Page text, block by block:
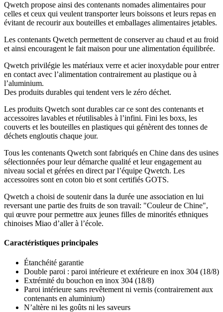
Qwetch propose ainsi des contenants nomades alimentaires pour
celles et ceux qui veulent transporter leurs boissons et leurs repas en
évitant de recourir aux bouteilles et emballages alimentaires jetables.
Les contenants Qwetch permettent de conserver au chaud et au froid
et ainsi encouragent le fait maison pour une alimentation équilibrée.
Qwetch privilégie les matériaux verre et acier inoxydable pour entrer
en contact avec l’alimentation contrairement au plastique ou à
l’aluminium.
Des produits durables qui tendent vers le zéro déchet.
Les produits Qwetch sont durables car ce sont des contenants et
accessoires lavables et réutilisables à l’infini. Fini les boxs, les
couverts et les bouteilles en plastiques qui génèrent des tonnes de
déchets engloutis chaque jour.
Tous les contenants Qwetch sont fabriqués en Chine dans des usines
sélectionnées pour leur démarche qualité et leur engagement au
niveau social et gérées en direct par l’équipe Qwetch. Les
accessoires sont en coton bio et sont certifiés GOTS.
Qwetch a choisi de soutenir dans la durée une association en lui
reversant une partie des fruits de son travail: "Couleur de Chine",
qui œuvre pour permettre aux jeunes filles de minorités ethniques
chinoises Miao d’aller à l’école.
Caractéristiques principales
Étanchéité garantie
Double paroi : paroi intérieure et extérieure en inox 304 (18/8)
Extrémité du bouchon en inox 304 (18/8)
Paroi intérieure sans revêtement ni vernis (contrairement aux
contenants en aluminium)
N’altère ni les goûts ni les saveurs